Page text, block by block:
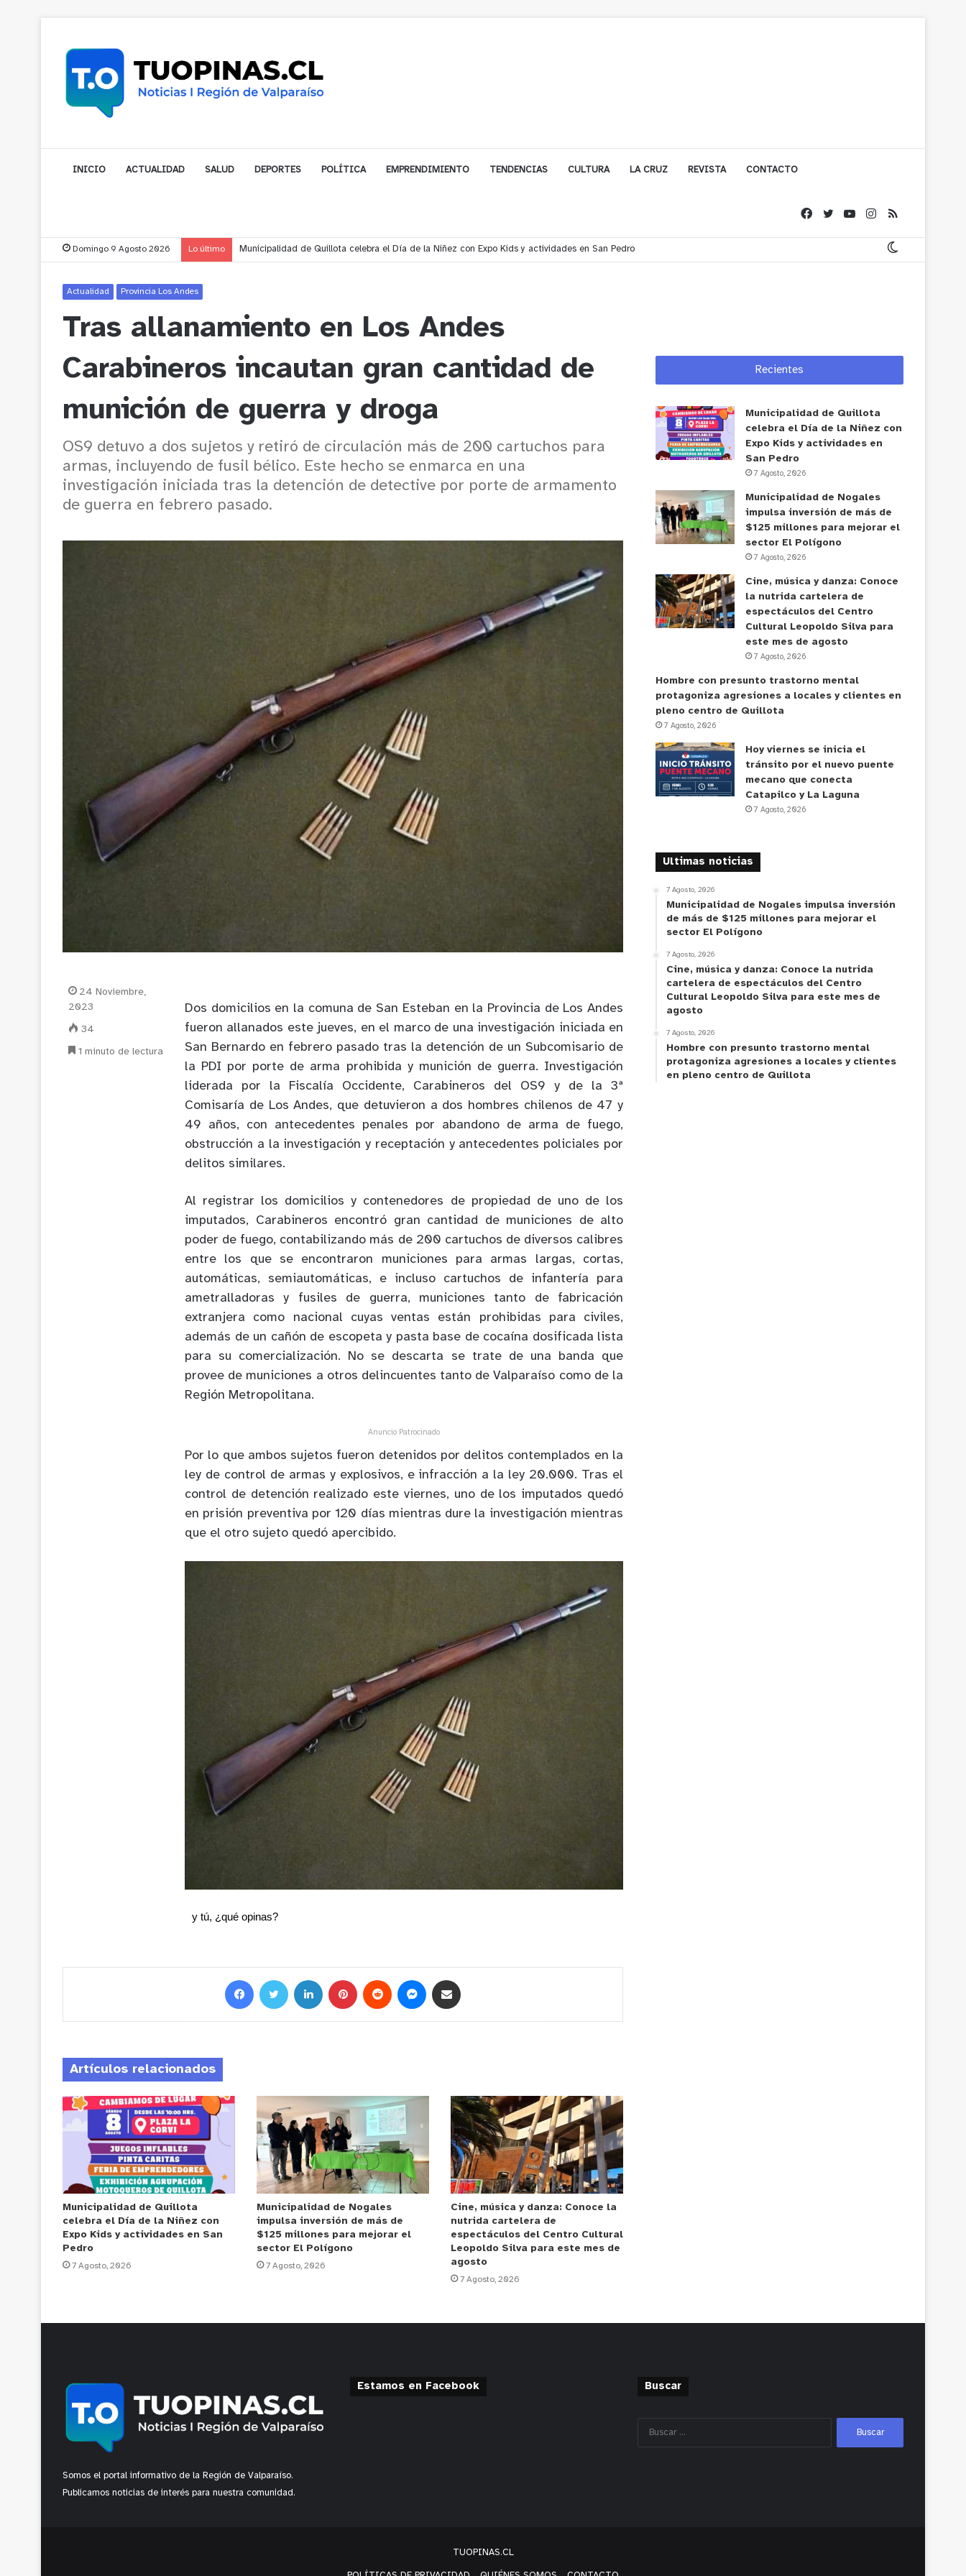
INICIO ACTUALIDAD SALUD DEPORTES POLÍTICA EMPRENDIMIENTO TENDENCIAS CULTURA LA CRUZ REVISTA CONTACTO
Domingo 9 Agosto 2026 Lo último Municipalidad de Nogales impulsa inversión de más de $125 millones para mejorar el sector El Polígono
Actualidad Provincia Los Andes
Tras allanamiento en Los Andes
Carabineros incautan gran cantidad de
munición de guerra y droga
OS9 detuvo a dos sujetos y retiró de circulación más de 200 cartuchos para
armas, incluyendo de fusil bélico. Este hecho se enmarca en una
investigación iniciada tras la detención de detective por porte de armamento
de guerra en febrero pasado.
Dos domicilios en la comuna de San Esteban en la Provincia de Los Andes
fueron allanados este jueves, en el marco de una investigación iniciada en
San Bernardo en febrero pasado tras la detención de un Subcomisario de
la PDI por porte de arma prohibida y munición de guerra. Investigación
liderada por la Fiscalía Occidente, Carabineros del OS9 y de la 3ª
Comisaría de Los Andes, que detuvieron a dos hombres chilenos de 47 y
49 años, con antecedentes penales por abandono de arma de fuego,
obstrucción a la investigación y receptación y antecedentes policiales por
delitos similares.
Al registrar los domicilios y contenedores de propiedad de uno de los
imputados, Carabineros encontró gran cantidad de municiones de alto
poder de fuego, contabilizando más de 200 cartuchos de diversos calibres
entre los que se encontraron municiones para armas largas, cortas,
automáticas, semiautomáticas, e incluso cartuchos de infantería para
ametralladoras y fusiles de guerra, municiones tanto de fabricación
extranjera como nacional cuyas ventas están prohibidas para civiles,
además de un cañón de escopeta y pasta base de cocaína dosificada lista
para su comercialización. No se descarta se trate de una banda que
provee de municiones a otros delincuentes tanto de Valparaíso como de la
Región Metropolitana.
Anuncio Patrocinado
Por lo que ambos sujetos fueron detenidos por delitos contemplados en la
ley de control de armas y explosivos, e infracción a la ley 20.000. Tras el
control de detención realizado este viernes, uno de los imputados quedó
en prisión preventiva por 120 días mientras dure la investigación mientras
que el otro sujeto quedó apercibido.
y tú, ¿qué opinas?
24 Noviembre,
2023
34
1 minuto de lectura
Artículos relacionados
Municipalidad de Quillota
celebra el Día de la Niñez con
Expo Kids y actividades en San
Pedro
7 Agosto, 2026
Municipalidad de Nogales
impulsa inversión de más de
$125 millones para mejorar el
sector El Polígono
7 Agosto, 2026
Cine, música y danza: Conoce la
nutrida cartelera de
espectáculos del Centro Cultural
Leopoldo Silva para este mes de
agosto
7 Agosto, 2026
Recientes
Municipalidad de Quillota
celebra el Día de la Niñez con
Expo Kids y actividades en
San Pedro
7 Agosto, 2026
Municipalidad de Nogales
impulsa inversión de más de
$125 millones para mejorar el
sector El Polígono
7 Agosto, 2026
Cine, música y danza: Conoce
la nutrida cartelera de
espectáculos del Centro
Cultural Leopoldo Silva para
este mes de agosto
7 Agosto, 2026
Hombre con presunto trastorno mental
protagoniza agresiones a locales y clientes en
pleno centro de Quillota
7 Agosto, 2026
Hoy viernes se inicia el
tránsito por el nuevo puente
mecano que conecta
Catapilco y La Laguna
7 Agosto, 2026
Ultimas noticias
7 Agosto, 2026
Municipalidad de Nogales impulsa inversión
de más de $125 millones para mejorar el
sector El Polígono
7 Agosto, 2026
Cine, música y danza: Conoce la nutrida
cartelera de espectáculos del Centro
Cultural Leopoldo Silva para este mes de
agosto
7 Agosto, 2026
Hombre con presunto trastorno mental
protagoniza agresiones a locales y clientes
en pleno centro de Quillota
Somos el portal informativo de la Región de Valparaíso.
Publicamos noticias de interés para nuestra comunidad.
Estamos en Facebook Buscar
TUOPINAS.CL